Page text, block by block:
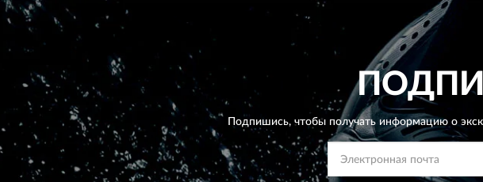
Подпишись, чтобы получать информацию о